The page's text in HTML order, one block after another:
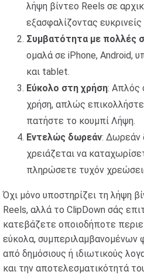
λήψη βίντεο Reels σε
εξασφαλίζοντας
Συμβατότητα με πολλές
ομαλά σε iPhone, Android,
και tablet.
Εύκολο στη χρήση: Απλός
χρήση, απλώς
πατήστε το κουμπί Λήψη.
Εντελώς δωρεάν: Δωρεάν
χρειάζεται να
πληρώσετε τυχόν
Όχι μόνο υποστηρίζει τη λήψη
Reels, αλλά το ClipDown σάς
κατεβάζετε οποιοδήποτε
εύκολα, συμπεριλαμβανομένων
από δημόσιους ή ιδιωτικούς
και την αποτελεσματικότητά